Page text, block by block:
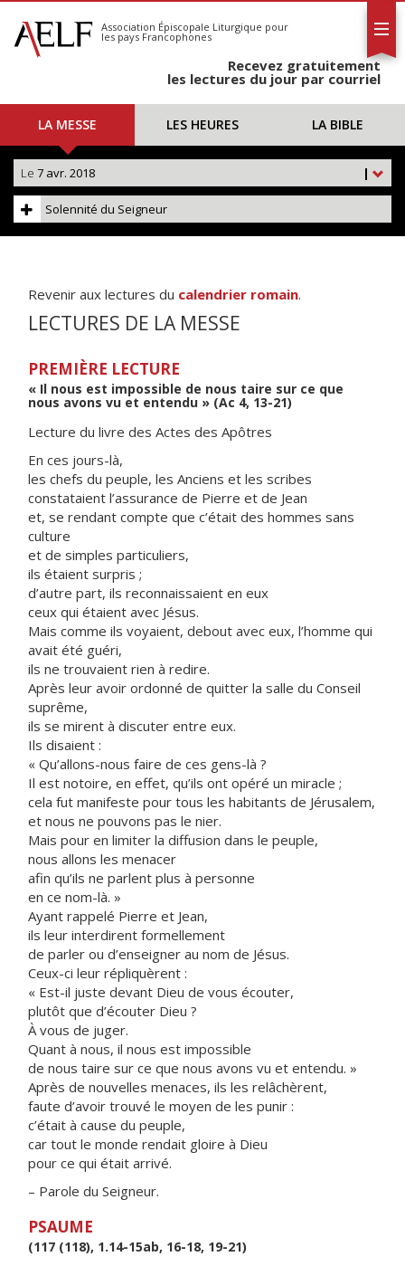
S'abonner
Calendrier
Association Épiscopale Liturgique pour
les pays Francophones
Recevez gratuitement
les lectures du jour par courriel
LA MESSE LES HEURES LA BIBLE
|
Le 7 avr. 2018
Solennité du Seigneur
Revenir aux lectures du calendrier romain.
LECTURES DE LA MESSE
PREMIÈRE LECTURE
« Il nous est impossible de nous taire sur ce que
nous avons vu et entendu » (Ac 4, 13-21)
Lecture du livre des Actes des Apôtres
En ces jours-là,
les chefs du peuple, les Anciens et les scribes
constataient l’assurance de Pierre et de Jean
et, se rendant compte que c’était des hommes sans
culture
et de simples particuliers,
ils étaient surpris ;
d’autre part, ils reconnaissaient en eux
ceux qui étaient avec Jésus.
Mais comme ils voyaient, debout avec eux, l’homme qui
avait été guéri,
ils ne trouvaient rien à redire.
Après leur avoir ordonné de quitter la salle du Conseil
suprême,
ils se mirent à discuter entre eux.
Ils disaient :
« Qu’allons-nous faire de ces gens-là ?
Il est notoire, en effet, qu’ils ont opéré un miracle ;
cela fut manifeste pour tous les habitants de Jérusalem,
et nous ne pouvons pas le nier.
Mais pour en limiter la diffusion dans le peuple,
nous allons les menacer
afin qu’ils ne parlent plus à personne
en ce nom-là. »
Ayant rappelé Pierre et Jean,
ils leur interdirent formellement
de parler ou d’enseigner au nom de Jésus.
Ceux-ci leur répliquèrent :
« Est-il juste devant Dieu de vous écouter,
plutôt que d’écouter Dieu ?
À vous de juger.
Quant à nous, il nous est impossible
de nous taire sur ce que nous avons vu et entendu. »
Après de nouvelles menaces, ils les relâchèrent,
faute d’avoir trouvé le moyen de les punir :
c’était à cause du peuple,
car tout le monde rendait gloire à Dieu
pour ce qui était arrivé.
– Parole du Seigneur.
PSAUME
(117 (118), 1.14-15ab, 16-18, 19-21)